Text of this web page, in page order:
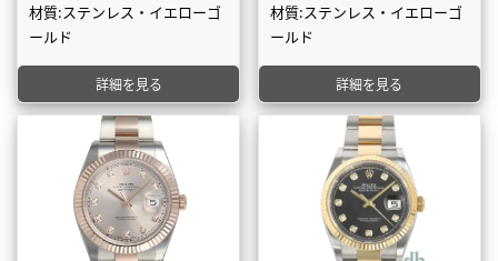
材質:ステンレス・イエローゴ
ールド
詳細を見る
材質:ステンレス・イエローゴ
ールド
詳細を見る